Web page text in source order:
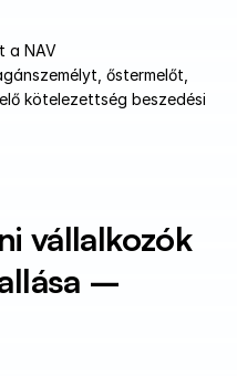
a NAV
őstermelőt,
kötelezettség beszedési
vállalkozók
–